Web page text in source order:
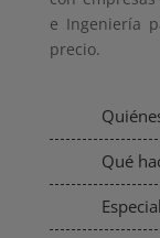
e Ingeniería
precio.
Qué